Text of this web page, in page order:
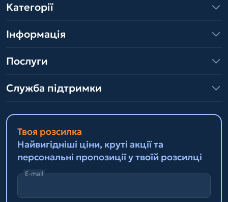
Категорії
Інформація
Послуги
Служба підтримки
Твоя розсилка
Найвигідніші ціни, круті акції та
персональні пропозиції у твоїй розсилці
E-mail